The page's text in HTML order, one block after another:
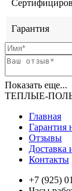
Гарантия
Показать еще...
ТЕПЛЫЕ-
Главная
Гарантия
Отзывы
Доставка
Контакты
+7 (925)